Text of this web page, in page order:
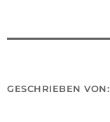
GESCHRIEBEN VON: